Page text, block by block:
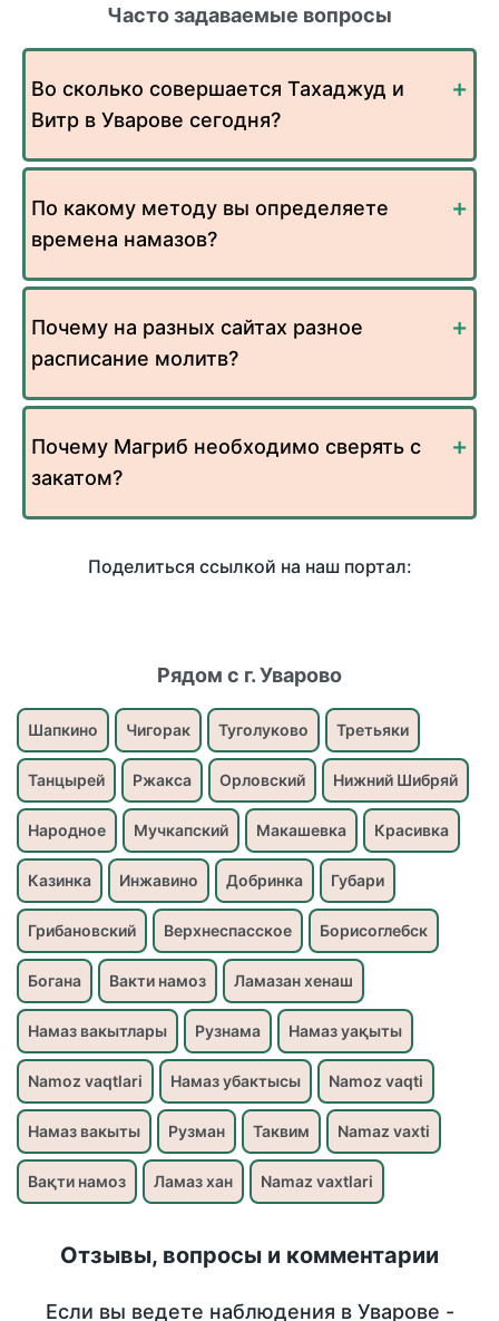
Часто задаваемые вопросы
Во сколько совершается Тахаджуд и
Витр в Уварове сегодня?
По какому методу вы определяете
времена намазов?
Почему на разных сайтах разное
расписание молитв?
Почему Магриб необходимо сверять с
закатом?
Поделиться ссылкой на наш портал:
Рядом с г. Уварово
Шапкино Чигорак Туголуково Третьяки
Танцырей Ржакса Орловский Нижний Шибряй
Народное Мучкапский Макашевка Красивка
Казинка Инжавино Добринка Губари
Грибановский Верхнеспасское Борисоглебск
Богана Вакти намоз Ламазан хенаш
Намаз вакытлары Рузнама Намаз уақыты
Namoz vaqtlari Намаз убактысы Namoz vaqti
Намаз вакыты Рузман Таквим Namaz vaxti
Вақти намоз Ламаз хан Namaz vaxtlari
Отзывы, вопросы и комментарии
Если вы ведете наблюдения в Уварове -